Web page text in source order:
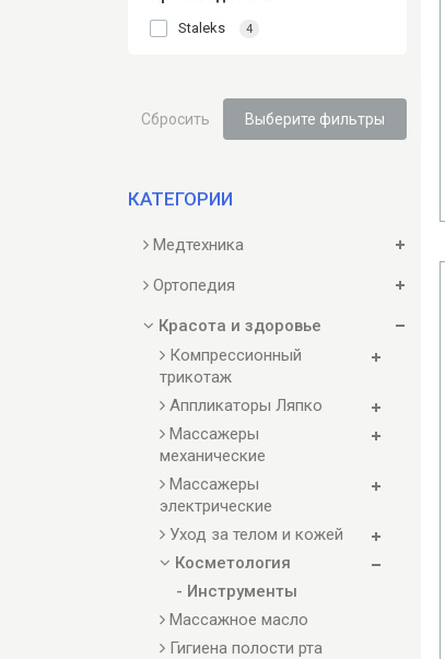
Staleks 4
Сбросить Выберите фильтры
КАТЕГОРИИ
Медтехника
Ортопедия
Красота и здоровье
Компрессионный
трикотаж
Аппликаторы Ляпко
Массажеры
механические
Массажеры
электрические
Уход за телом и кожей
Косметология
- Инструменты
Массажное масло
Гигиена полости рта